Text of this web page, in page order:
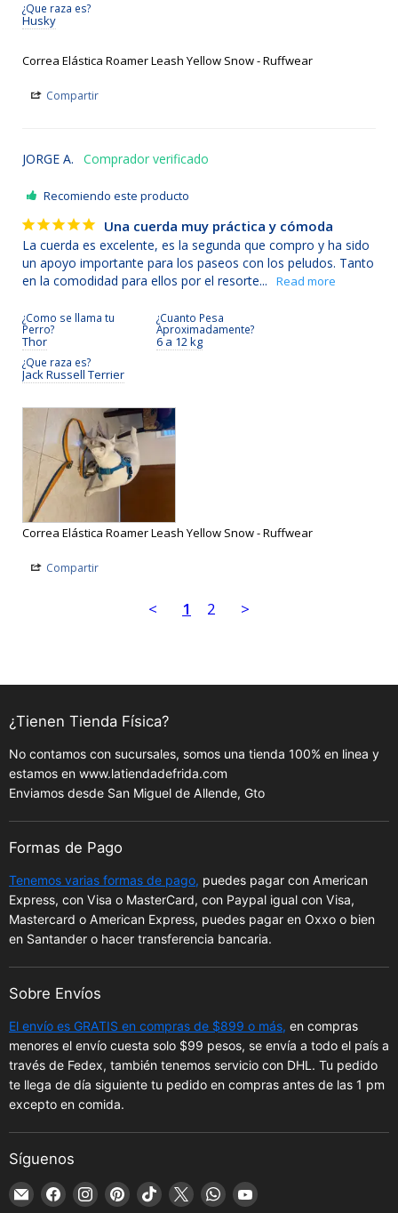
¿Que raza es?
Husky
Correa Elástica Roamer Leash Yellow Snow - Ruffwear
Compartir
JORGE A.
Recomiendo este producto
Una cuerda muy práctica y cómoda
La cuerda es excelente, es la segunda que compro y ha sido
un apoyo importante para los paseos con los peludos. Tanto
en la comodidad para ellos por el resorte...
¿Como se llama tu
Perro?
Thor
¿Cuanto Pesa
Aproximadamente?
6 a 12 kg
¿Que raza es?
Jack Russell Terrier
Correa Elástica Roamer Leash Yellow Snow - Ruffwear
Compartir
< 1 2 >
¿Tienen Tienda Física?
No contamos con sucursales, somos una tienda 100% en linea y
estamos en www.latiendadefrida.com
Enviamos desde San Miguel de Allende, Gto
Formas de Pago
Tenemos varias formas de pago, puedes pagar con American
Express, con Visa o MasterCard, con Paypal igual con Visa,
Mastercard o American Express, puedes pagar en Oxxo o bien
en Santander o hacer transferencia bancaria.
Sobre Envíos
El envío es GRATIS en compras de $899 o más, en compras
menores el envío cuesta solo $99 pesos, se envía a todo el país a
través de Fedex, también tenemos servicio con DHL. Tu pedido
te llega de día siguiente tu pedido en compras antes de las 1 pm
excepto en comida.
Síguenos
Encuéntrenos
Encuéntrenos
Encuéntrenos
Encuéntrenos
Encuéntrenos
Encuéntrenos
Encuéntrenos
Encuéntrenos